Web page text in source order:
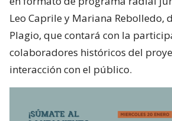
Leo Caprile y Mariana Rebolledo,
Plagio, que contará con la
colaboradores históricos del
interacción con el público.